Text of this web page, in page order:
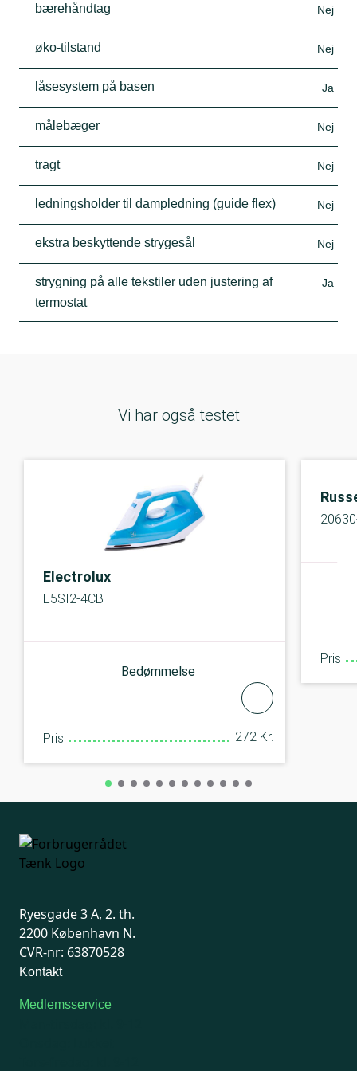
bærehåndtag Nej
øko-tilstand Nej
låsesystem på basen Ja
målebæger Nej
tragt Nej
ledningsholder til dampledning (guide flex) Nej
ekstra beskyttende strygesål Nej
strygning på alle tekstiler uden justering af
termostat
Ja
Vi har også testet
Electrolux
E5SI2-4CB
Bedømmelse
Pris 272 Kr.
Pris
Ryesgade 3 A, 2. th.
2200 København N.
CVR-nr: 63870528
Kontakt
Medlemsservice